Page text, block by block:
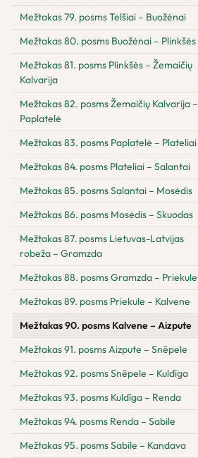
Mežtakas 79. posms Telšiai – Buožėnai
Mežtakas 80. posms Buožėnai – Plinkšės
Mežtakas 81. posms Plinkšės – Žemaičių
Kalvarija
Mežtakas 82. posms Žemaičių Kalvarija –
Paplatelė
Mežtakas 83. posms Paplatelė – Plateliai
Mežtakas 84. posms Plateliai – Salantai
Mežtakas 85. posms Salantai – Mosėdis
Mežtakas 86. posms Mosėdis – Skuodas
Mežtakas 87. posms Lietuvas-Latvijas
robeža – Gramzda
Mežtakas 88. posms Gramzda – Priekule
Mežtakas 89. posms Priekule – Kalvene
Mežtakas 90. posms Kalvene – Aizpute
Mežtakas 91. posms Aizpute – Snēpele
Mežtakas 92. posms Snēpele – Kuldīga
Mežtakas 93. posms Kuldīga – Renda
Mežtakas 94. posms Renda – Sabile
Mežtakas 95. posms Sabile – Kandava